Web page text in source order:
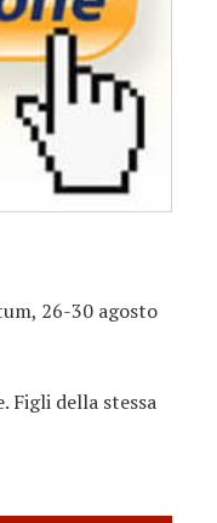
26-30 agosto
Figli della stessa